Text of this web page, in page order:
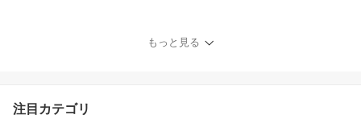
ゃれ かわいい ギフト プ
レゼント IROHA-KINMA
もっと見る
注目カテゴリ